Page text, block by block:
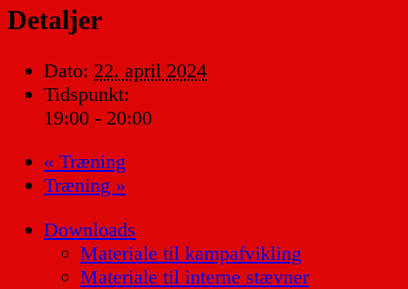
Detaljer
Dato: 22. april 2024
Tidspunkt:
19:00 - 20:00
« Træning
Træning »
Downloads
Materiale til kampafvikling
Materiale til interne stævner